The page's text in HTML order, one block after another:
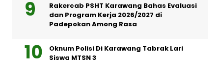
Rakercab PSHT Karawang Bahas Evaluasi
dan Program Kerja 2026/2027 di
Padepokan Among Rasa
Oknum Polisi Di Karawang Tabrak Lari
Siswa MTSN 3